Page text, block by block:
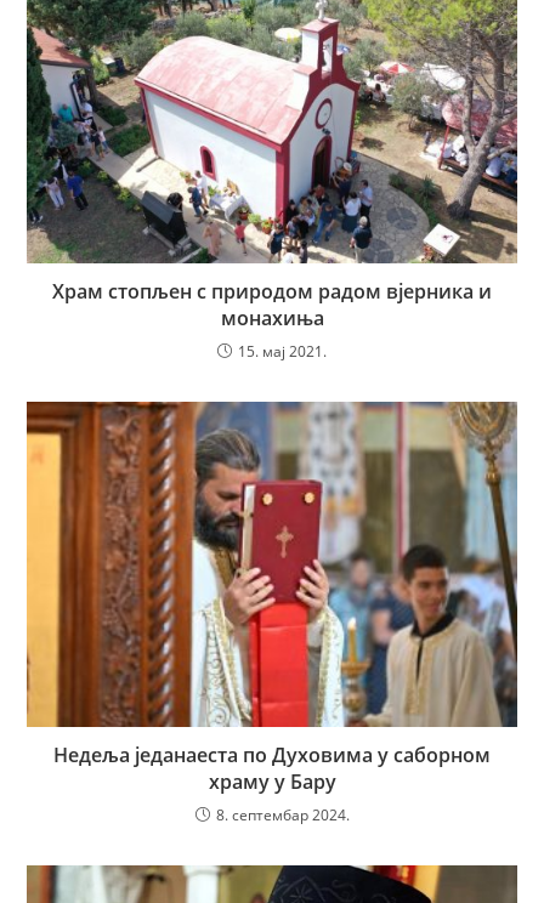
Храм стопљен с природом радом вјерника и
монахиња
15. мај 2021.
Недеља једанаеста по Духовима у саборном
храму у Бару
8. септембар 2024.